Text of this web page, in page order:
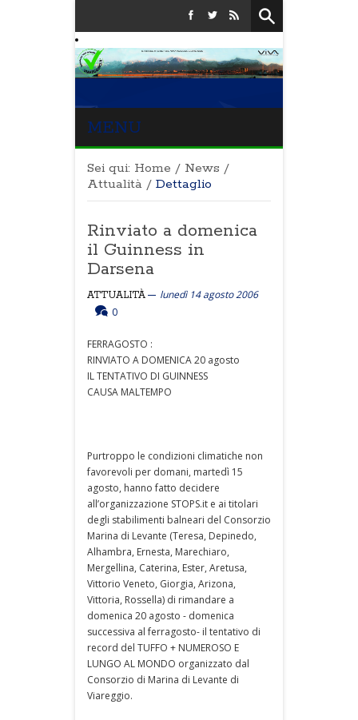
MENU
Sei qui: Home / News /
Attualità / Dettaglio
Rinviato a domenica
il Guinness in
Darsena
ATTUALITÀ
lunedì 14 agosto 2006
0
FERRAGOSTO :
RINVIATO A DOMENICA 20 agosto
IL TENTATIVO DI GUINNESS
CAUSA MALTEMPO
Purtroppo le condizioni climatiche non
favorevoli per domani, martedì 15
agosto, hanno fatto decidere
all’organizzazione STOPS.it e ai titolari
degli stabilimenti balneari del Consorzio
Marina di Levante (Teresa, Depinedo,
Alhambra, Ernesta, Marechiaro,
Mergellina, Caterina, Ester, Aretusa,
Vittorio Veneto, Giorgia, Arizona,
Vittoria, Rossella) di rimandare a
domenica 20 agosto - domenica
successiva al ferragosto- il tentativo di
record del TUFFO + NUMEROSO E
LUNGO AL MONDO organizzato dal
Consorzio di Marina di Levante di
Viareggio.